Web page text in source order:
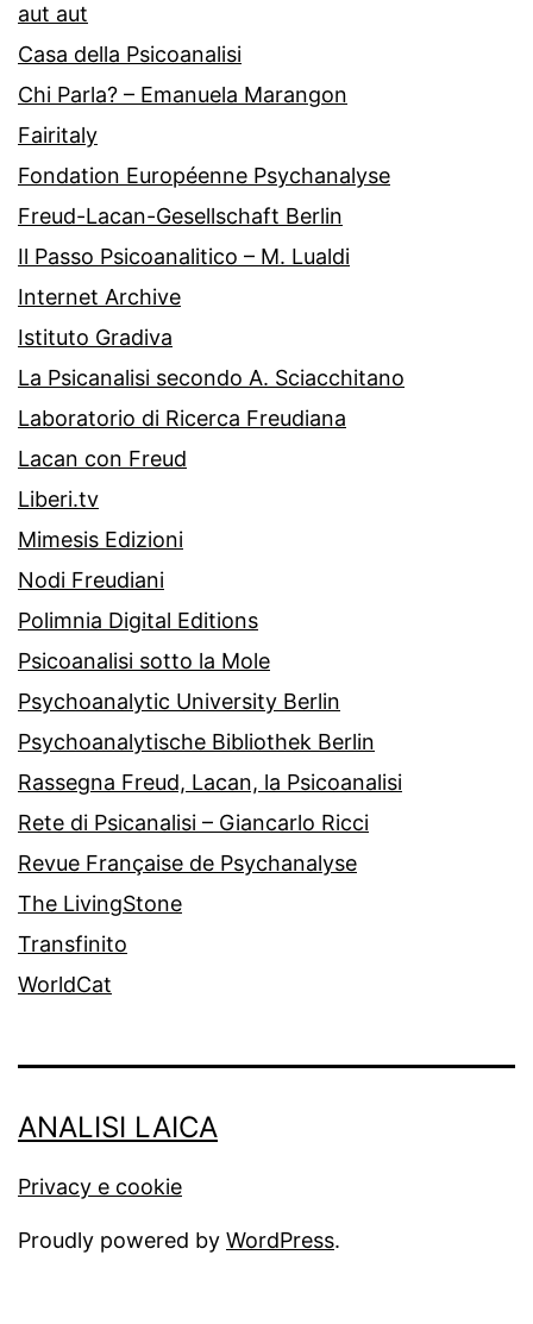
aut aut
Casa della Psicoanalisi
Chi Parla? – Emanuela Marangon
Fairitaly
Fondation Européenne Psychanalyse
Freud-Lacan-Gesellschaft Berlin
Il Passo Psicoanalitico – M. Lualdi
Internet Archive
Istituto Gradiva
La Psicanalisi secondo A. Sciacchitano
Laboratorio di Ricerca Freudiana
Lacan con Freud
Liberi.tv
Mimesis Edizioni
Nodi Freudiani
Polimnia Digital Editions
Psicoanalisi sotto la Mole
Psychoanalytic University Berlin
Psychoanalytische Bibliothek Berlin
Rassegna Freud, Lacan, la Psicoanalisi
Rete di Psicanalisi – Giancarlo Ricci
Revue Française de Psychanalyse
The LivingStone
Transfinito
WorldCat
ANALISI LAICA
Privacy e cookie
Proudly powered by WordPress.